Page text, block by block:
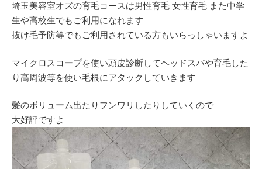
埼玉美容室オズの育毛コースは男性育毛 女性育毛 また中学
生や高校生でもご利用になれます
抜け毛予防等でもご利用されている方もいらっしゃいますよ
マイクロスコープを使い頭皮診断してヘッドスパや育毛した
り高周波等を使い毛根にアタックしていきます
髪のボリューム出たりフンワリしたりしていくので
大好評ですよ